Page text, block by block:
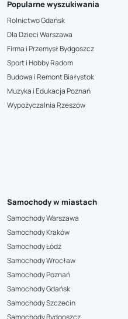
Popularne wyszukiwania
Rolnictwo Gdańsk
Dla Dzieci Warszawa
Firma i Przemysł Bydgoszcz
Sport i Hobby Radom
Budowa i Remont Białystok
Muzyka i Edukacja Poznań
Wypożyczalnia Rzeszów
Samochody w miastach
Samochody Warszawa
Samochody Kraków
Samochody Łódź
Samochody Wrocław
Samochody Poznań
Samochody Gdańsk
Samochody Szczecin
Samochody Bydgoszcz